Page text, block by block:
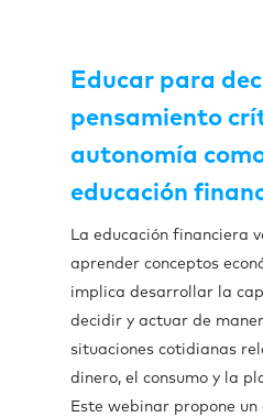
Educar para
pensamiento
autonomía
educación
La educación financiera
aprender conceptos
implica desarrollar la
decidir y actuar de
situaciones cotidianas
dinero, el consumo y la
Este webinar propone